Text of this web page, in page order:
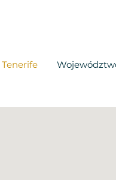
Tenerife